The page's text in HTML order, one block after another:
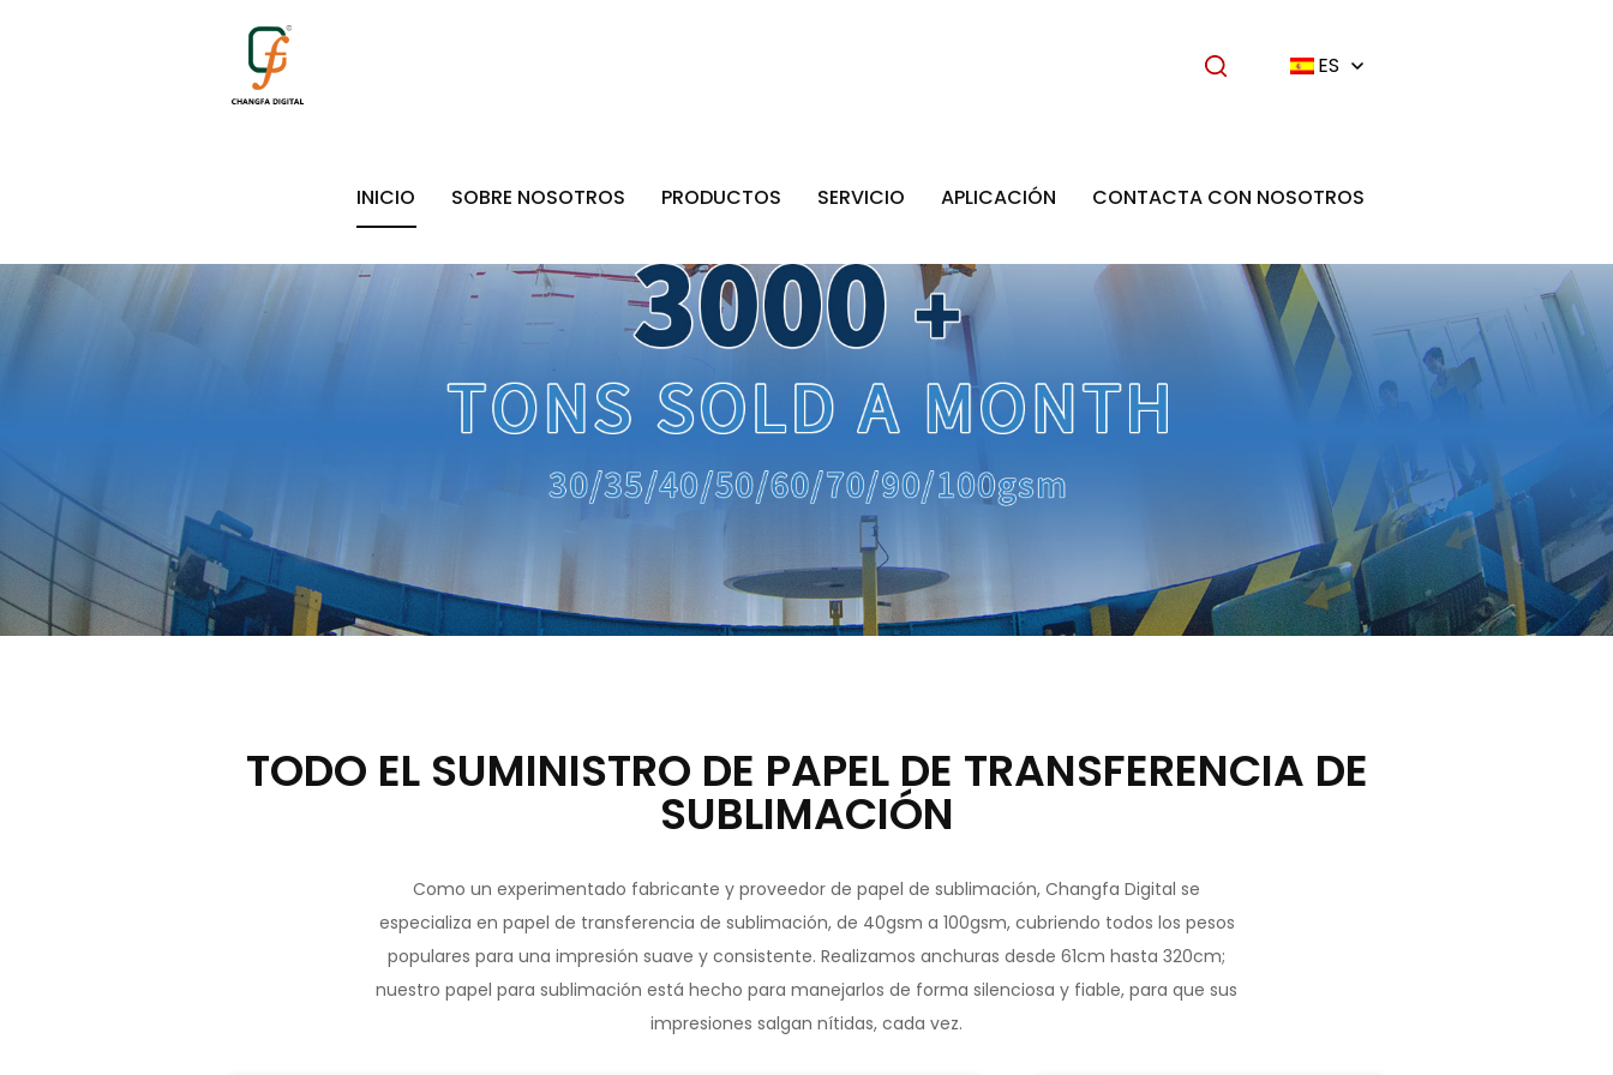
ES
INICIO SOBRE NOSOTROS PRODUCTOS SERVICIO APLICACIÓN CONTACTA CON NOSOTROS
TODO EL SUMINISTRO DE PAPEL DE TRANSFERENCIA DE
SUBLIMACIÓN
Como un experimentado fabricante y proveedor de papel de sublimación, Changfa Digital se
especializa en papel de transferencia de sublimación, de 40gsm a 100gsm, cubriendo todos los pesos
populares para una impresión suave y consistente. Realizamos anchuras desde 61cm hasta 320cm;
nuestro papel para sublimación está hecho para manejarlos de forma silenciosa y fiable, para que sus
impresiones salgan nítidas, cada vez.